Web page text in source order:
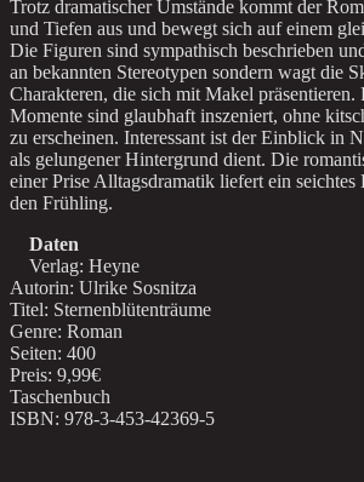
Trotz dramatischer Umstände kommt der
und Tiefen aus und bewegt sich auf einem
Die Figuren sind sympathisch beschrieben
an bekannten Stereotypen sondern wagt die
Charakteren, die sich mit Makel präsentieren.
Momente sind glaubhaft inszeniert, ohne
zu erscheinen. Interessant ist der Einblick in
als gelungener Hintergrund dient. Die
einer Prise Alltagsdramatik liefert ein seichtes
den Frühling.
Daten
Verlag: Heyne
Autorin: Ulrike Sosnitza
Titel: Sternenblütenträume
Genre: Roman
Seiten: 400
Preis: 9,99€
Taschenbuch
ISBN: 978-3-453-42369-5